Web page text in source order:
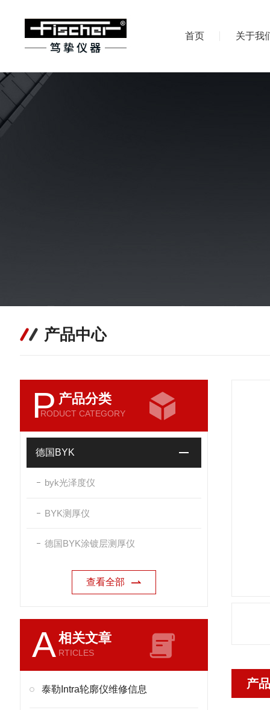
首页 关于我
产品中心
P 产品分类
RODUCT CATEGORY
德国BYK
byk光泽度仪
BYK测厚仪
德国BYK涂镀层测厚仪
查看全部
A相关文章
RTICLES
泰勒Intra轮廓仪维修信息 产